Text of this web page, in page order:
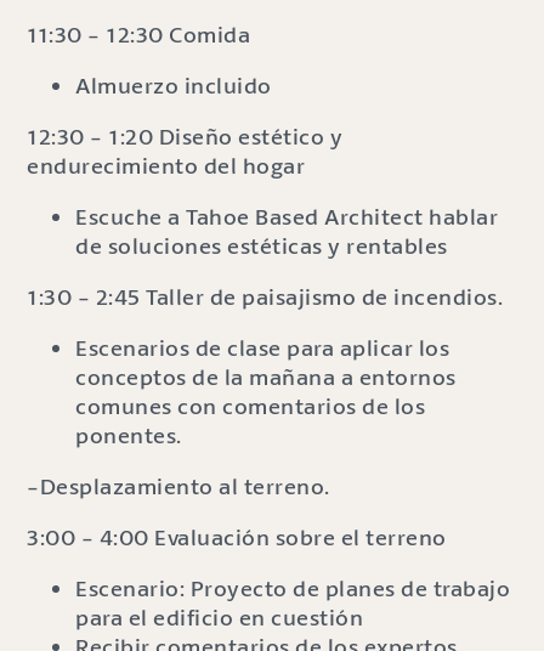
11:30 - 12:30 Comida
Almuerzo incluido
12:30 - 1:20 Diseño estético y
endurecimiento del hogar
Escuche a Tahoe Based Architect hablar
de soluciones estéticas y rentables
1:30 - 2:45 Taller de paisajismo de incendios.
Escenarios de clase para aplicar los
conceptos de la mañana a entornos
comunes con comentarios de los
ponentes.
-Desplazamiento al terreno.
3:00 - 4:00 Evaluación sobre el terreno
Escenario: Proyecto de planes de trabajo
para el edificio en cuestión